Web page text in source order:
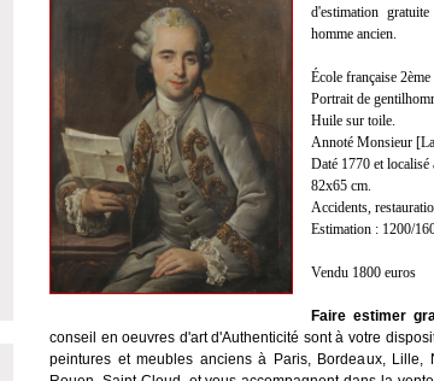
d'estimation
homme ancien.
École française
Portrait de
Huile sur toile.
Annoté Monsieur
Daté 1770 et localisé
82x65 cm.
Accidents,
Estimation : 1200/
Vendu 1800 euros
Faire estimer
conseil en oeuvres d'art d'Authenticité sont à votre
peintures et meubles anciens à Paris, Bordeaux, Lille,